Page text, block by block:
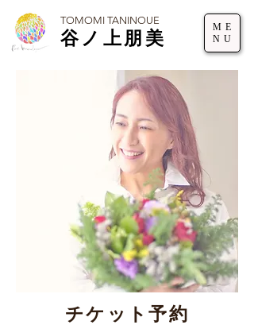
谷ノ上朋美
ME
NU
TOMOMI TANINOUE
チケット予約